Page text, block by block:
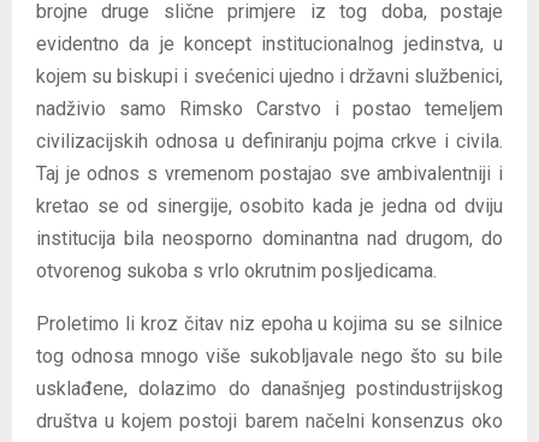
brojne druge slične primjere iz tog doba, postaje
evidentno da je koncept institucionalnog jedinstva, u
kojem su biskupi i svećenici ujedno i državni službenici,
nadživio samo Rimsko Carstvo i postao temeljem
civilizacijskih odnosa u definiranju pojma crkve i civila.
Taj je odnos s vremenom postajao sve ambivalentniji i
kretao se od sinergije, osobito kada je jedna od dviju
institucija bila neosporno dominantna nad drugom, do
otvorenog sukoba s vrlo okrutnim posljedicama.
Proletimo li kroz čitav niz epoha u kojima su se silnice
tog odnosa mnogo više sukobljavale nego što su bile
usklađene, dolazimo do današnjeg postindustrijskog
društva u kojem postoji barem načelni konsenzus oko